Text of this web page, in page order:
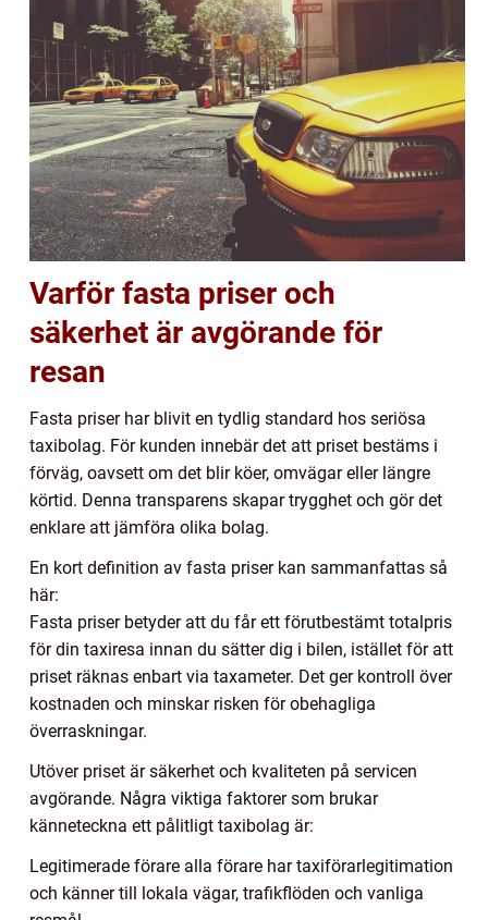
Varför fasta priser och
säkerhet är avgörande för
resan
Fasta priser har blivit en tydlig standard hos seriösa
taxibolag. För kunden innebär det att priset bestäms i
förväg, oavsett om det blir köer, omvägar eller längre
körtid. Denna transparens skapar trygghet och gör det
enklare att jämföra olika bolag.
En kort definition av fasta priser kan sammanfattas så
här:
Fasta priser betyder att du får ett förutbestämt totalpris
för din taxiresa innan du sätter dig i bilen, istället för att
priset räknas enbart via taxameter. Det ger kontroll över
kostnaden och minskar risken för obehagliga
överraskningar.
Utöver priset är säkerhet och kvaliteten på servicen
avgörande. Några viktiga faktorer som brukar
känneteckna ett pålitligt taxibolag är:
Legitimerade förare alla förare har taxiförarlegitimation
och känner till lokala vägar, trafikflöden och vanliga